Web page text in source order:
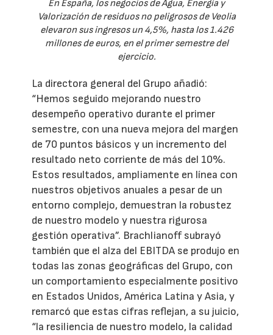
En España, los negocios de Agua, Energía y
Valorización de residuos no peligrosos de Veolia
elevaron sus ingresos un 4,5%, hasta los 1.426
millones de euros, en el primer semestre del
ejercicio.
La directora general del Grupo añadió:
“Hemos seguido mejorando nuestro
desempeño operativo durante el primer
semestre, con una nueva mejora del margen
de 70 puntos básicos y un incremento del
resultado neto corriente de más del 10%.
Estos resultados, ampliamente en línea con
nuestros objetivos anuales a pesar de un
entorno complejo, demuestran la robustez
de nuestro modelo y nuestra rigurosa
gestión operativa”. Brachlianoff subrayó
también que el alza del EBITDA se produjo en
todas las zonas geográficas del Grupo, con
un comportamiento especialmente positivo
en Estados Unidos, América Latina y Asia, y
remarcó que estas cifras reflejan, a su juicio,
“la resiliencia de nuestro modelo, la calidad